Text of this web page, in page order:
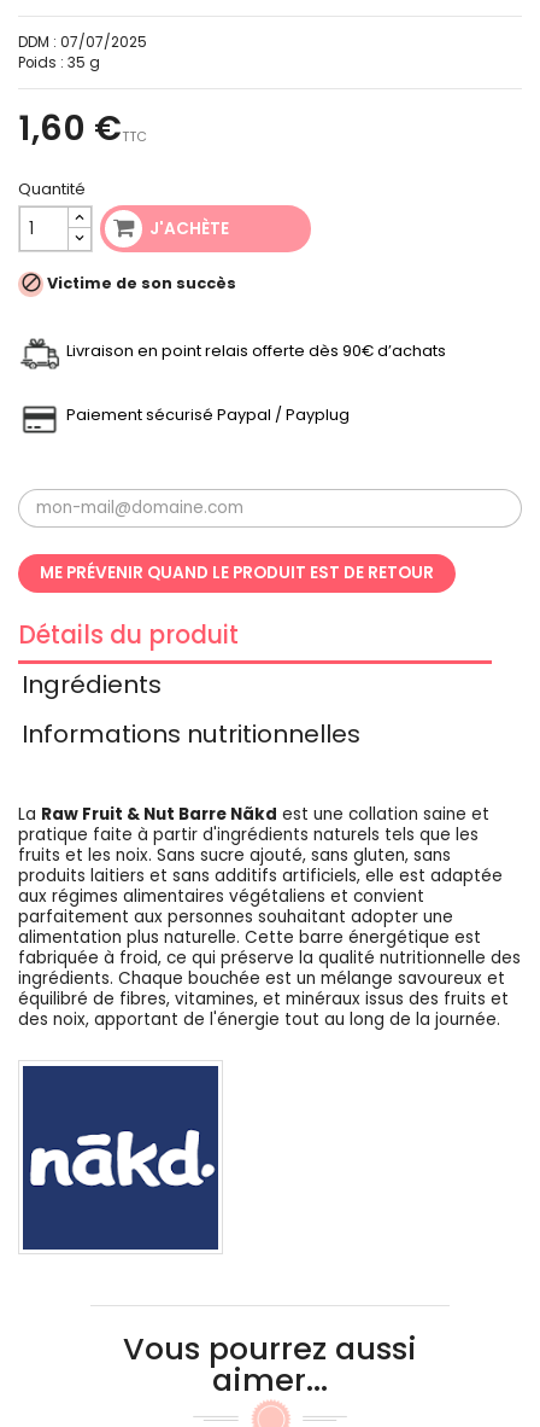
DDM : 07/07/2025
Poids : 35 g
1,60 €TTC
Quantité
J'ACHÈTE
 Victime de son succès
Livraison en point relais offerte dès 90€ d’achats
Paiement sécurisé Paypal / Payplug
ME PRÉVENIR QUAND LE PRODUIT EST DE RETOUR
Détails du produit
Ingrédients
Informations nutritionnelles
La Raw Fruit & Nut Barre Nãkd est une collation saine et
pratique faite à partir d'ingrédients naturels tels que les
fruits et les noix. Sans sucre ajouté, sans gluten, sans
produits laitiers et sans additifs artificiels, elle est adaptée
aux régimes alimentaires végétaliens et convient
parfaitement aux personnes souhaitant adopter une
alimentation plus naturelle. Cette barre énergétique est
fabriquée à froid, ce qui préserve la qualité nutritionnelle des
ingrédients. Chaque bouchée est un mélange savoureux et
équilibré de fibres, vitamines, et minéraux issus des fruits et
des noix, apportant de l'énergie tout au long de la journée.
Vous pourrez aussi
aimer...